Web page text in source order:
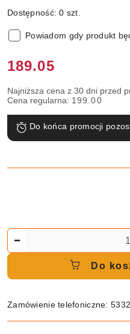
Dostępność:0 szt.
Powiadom gdy produkt
Cena:
189.05
Najniższa cena z 30 dni przed
Cena regularna: 199.00
Do końca promocji
Do
Zamówienie telefoniczne: